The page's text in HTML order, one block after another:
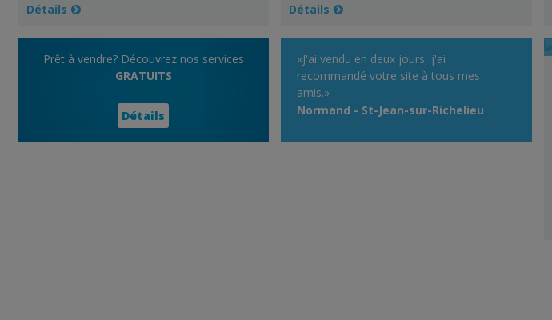
Détails Détails
Prêt à vendre? Découvrez nos services
GRATUITS
Détails
«J'ai vendu en deux jours, j'ai
recommandé votre site à tous mes
amis.»
Normand - St-Jean-sur-Richelieu